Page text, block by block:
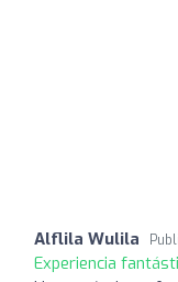
Alflila Wulila
Experiencia